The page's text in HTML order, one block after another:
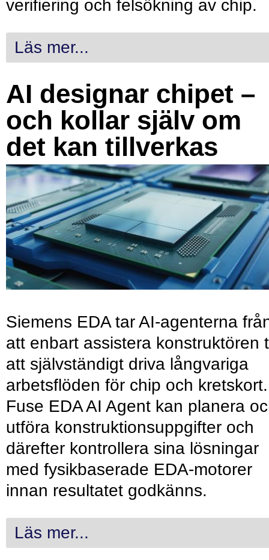
verifiering och felsökning av chip.
Läs mer...
AI designar chipet –
och kollar själv om
det kan tillverkas
Siemens EDA tar AI-agenterna
att enbart assistera konstruktören
att självständigt driva långvariga
arbetsflöden för chip och kretskort.
Fuse EDA AI Agent kan planera
utföra konstruktionsuppgifter och
därefter kontrollera sina lösningar
med fysikbaserade EDA-motorer
innan resultatet godkänns.
Läs mer...